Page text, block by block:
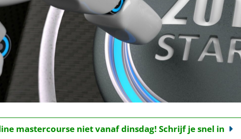
mastercourse niet vanaf dinsdag! Schrijf je snel in